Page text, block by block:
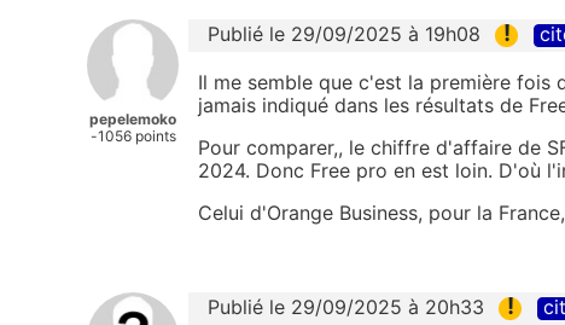
pepelemoko
-1056 points
Publié le 29/09/2025 à 19h08 !
Il me semble que c'est la première
jamais indiqué dans les résultats de
Pour comparer,, le chiffre d'affaire de
2024. Donc Free pro en est loin. D'où
Celui d'Orange Business, pour la
Publié le 29/09/2025 à 20h33 !